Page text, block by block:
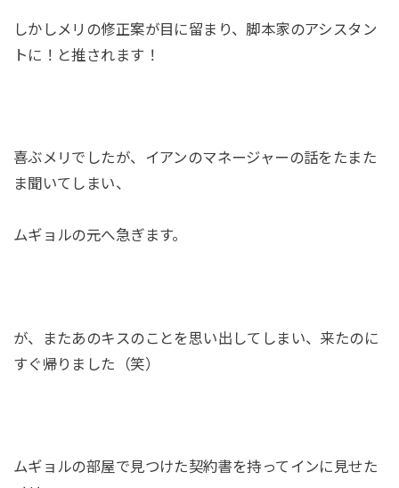
しかしメリの修正案が目に留まり、脚本家のアシスタン
トに！と推されます！
喜ぶメリでしたが、イアンのマネージャーの話をたまた
ま聞いてしまい、
ムギョルの元へ急ぎます。
が、またあのキスのことを思い出してしまい、来たのに
すぐ帰りました（笑）
ムギョルの部屋で見つけた契約書を持ってインに見せた